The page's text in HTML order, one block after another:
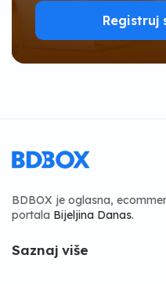
Registruj
BDBOX je oglasna,
portala Bijeljina Danas.
Saznaj više